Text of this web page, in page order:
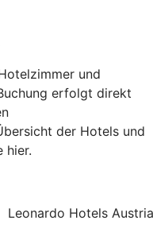
und
erfolgt direkt
der Hotels und
hier.
Leonardo Hotels